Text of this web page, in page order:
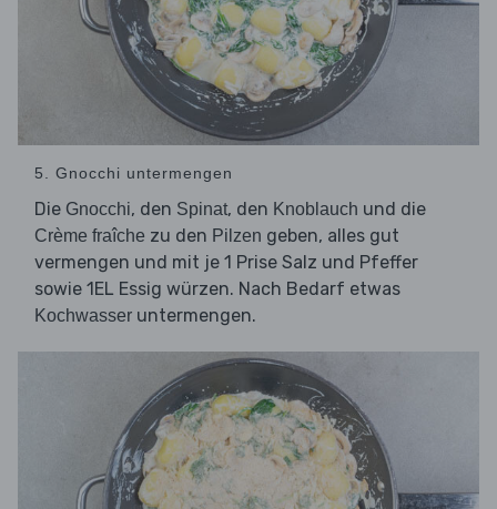
5. Gnocchi untermengen
Die Gnocchi, den Spinat, den Knoblauch und die
Crème fraîche zu den Pilzen geben, alles gut
vermengen und mit je 1 Prise Salz und Pfeffer
sowie 1EL Essig würzen. Nach Bedarf etwas
Kochwasser untermengen.